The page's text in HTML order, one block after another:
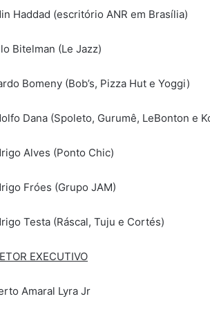
Haddad (escritório ANR em Brasília)
Bitelman (Le Jazz)
Bomeny (Bob’s, Pizza Hut e Yoggi)
Dana (Spoleto, Gurumê, LeBonton e
Alves (Ponto Chic)
Fróes (Grupo JAM)
Testa (Ráscal, Tuju e Cortés)
EXECUTIVO
Amaral Lyra Jr